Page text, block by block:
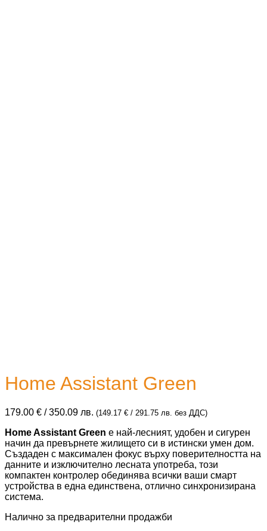
Home Assistant Green
179.00 € / 350.09 лв. (149.17 € / 291.75 лв. без ДДС)
Home Assistant Green е най-лесният, удобен и сигурен
начин да превърнете жилището си в истински умен дом.
Създаден с максимален фокус върху поверителността на
данните и изключително лесната употреба, този
компактен контролер обединява всички ваши смарт
устройства в една единствена, отлично синхронизирана
система.
Налично за предварителни продажби